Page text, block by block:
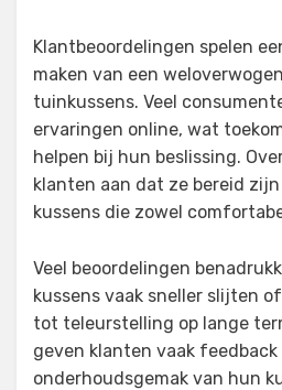
Klantbeoordelingen spelen
maken van een
tuinkussens. Veel
ervaringen online, wat
helpen bij hun beslissing.
klanten aan dat ze bereid
kussens die zowel
Veel beoordelingen
kussens vaak sneller slijten
tot teleurstelling op lange
geven klanten vaak
onderhoudsgemak van hun